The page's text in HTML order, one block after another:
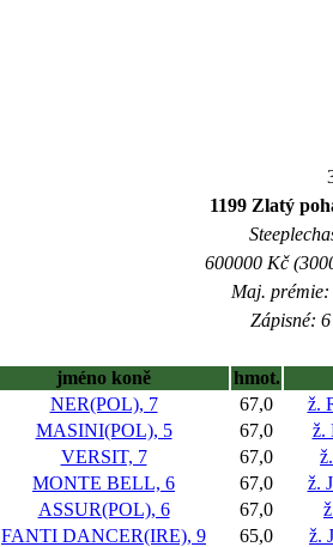
1199 Zlatý
600000 Kč
Maj.
Zápisné:
jméno koně hmot.
NER(POL), 7 67,0 ž.
MASINI(POL), 5 67,0 ž.
VERSIT, 7 67,0
MONTE BELL, 6 67,0 ž.
ASSUR(POL), 6 67,0
FANTI DANCER(IRE), 9 65,0 ž.